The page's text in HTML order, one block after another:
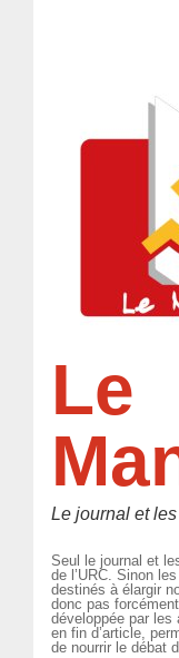
Le
Le journal et
Seul le journal et
de l’URC. Sinon
destinés à élargir
donc pas
développée par les
en fin d’article,
de nourrir le débat